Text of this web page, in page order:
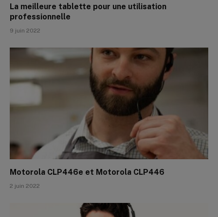
La meilleure tablette pour une utilisation
professionnelle
9 juin 2022
Motorola CLP446e et Motorola CLP446
2 juin 2022